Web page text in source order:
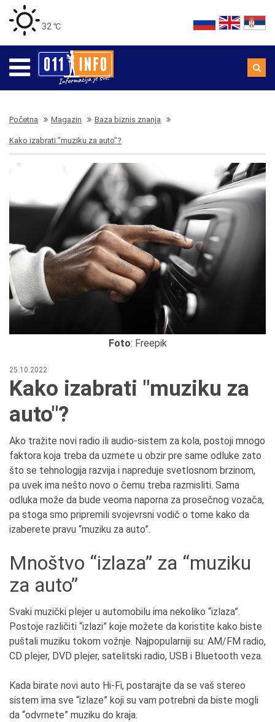
32 ℃
Početna Magazin Baza biznis znanja
Kako izabrati "muziku za auto"?
Foto: Freepik
25.10.2022
Kako izabrati "muziku za
auto"?
Ako tražite novi radio ili audio-sistem za kola, postoji mnogo
faktora koja treba da uzmete u obzir pre same odluke zato
što se tehnologija razvija i napreduje svetlosnom brzinom,
pa uvek ima nešto novo o čemu treba razmisliti. Sama
odluka može da bude veoma naporna za prosečnog vozača,
pa stoga smo pripremili svojevrsni vodič o tome kako da
izaberete pravu “muziku za auto”.
Mnoštvo “izlaza” za “muziku
za auto”
Svaki muzički plejer u automobilu ima nekoliko “izlaza”.
Postoje različiti “izlazi” koje možete da koristite kako biste
puštali muziku tokom vožnje. Najpopularniji su: AM/FM radio,
CD plejer, DVD plejer, satelitski radio, USB i Bluetooth veza.
Kada birate novi auto Hi-Fi, postarajte da se vaš stereo
sistem ima sve “izlaze” koji su vam potrebni da biste mogli
da “odvrnete” muziku do kraja.